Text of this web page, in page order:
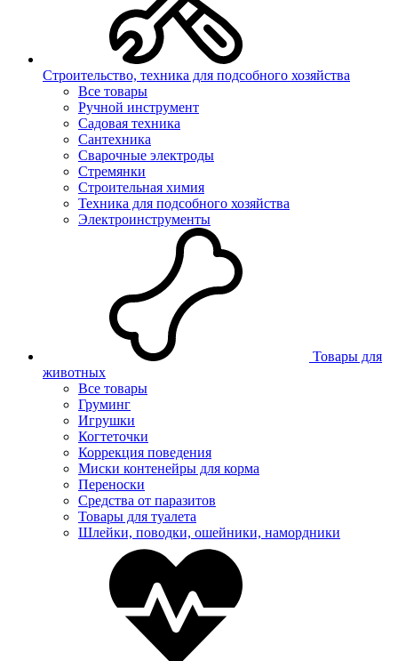
Строительство, техника для подсобного хозяйства
Все товары
Ручной инструмент
Садовая техника
Сантехника
Сварочные электроды
Стремянки
Строительная химия
Техника для подсобного хозяйства
Электроинструменты
Товары для
животных
Все товары
Груминг
Игрушки
Когтеточки
Коррекция поведения
Миски контенейры для корма
Переноски
Средства от паразитов
Товары для туалета
Шлейки, поводки, ошейники, намордники